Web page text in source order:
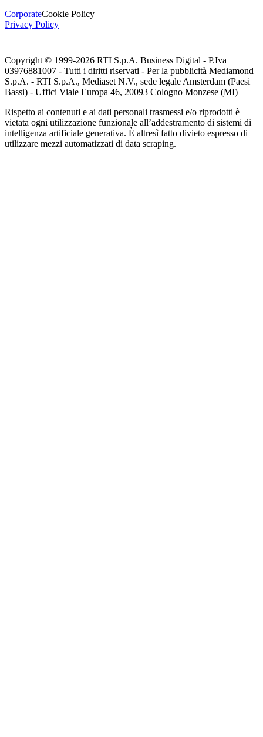
CorporateCookie Policy
Privacy Policy
Copyright © 1999-2026 RTI S.p.A. Business Digital - P.Iva
03976881007 - Tutti i diritti riservati - Per la pubblicità Mediamond
S.p.A. - RTI S.p.A., Mediaset N.V., sede legale Amsterdam (Paesi
Bassi) - Uffici Viale Europa 46, 20093 Cologno Monzese (MI)
Rispetto ai contenuti e ai dati personali trasmessi e/o riprodotti è
vietata ogni utilizzazione funzionale all’addestramento di sistemi di
intelligenza artificiale generativa. È altresì fatto divieto espresso di
utilizzare mezzi automatizzati di data scraping.